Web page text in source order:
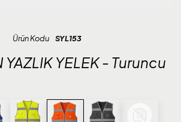
Ürün Kodu SYL153
YAZLIK YELEK - Turuncu